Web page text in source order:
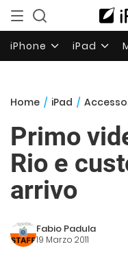
iPhone iPad
Home / iPad /
Primo
Rio e
arrivo
Fabio Padula
19 Marzo 2011